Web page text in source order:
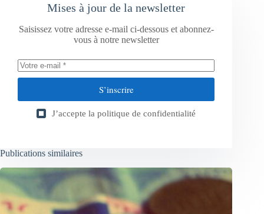
Mises à jour de la newsletter
Saisissez votre adresse e-mail ci-dessous et abonnez-
vous à notre newsletter
S’inscrire
J’accepte la politique de confidentialité
Publications similaires